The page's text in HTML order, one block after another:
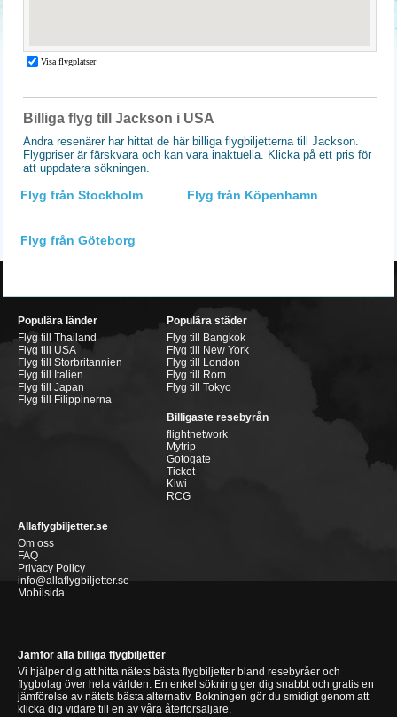
Billiga flyg till Jackson i USA
Andra resenärer har hittat de här billiga flygbiljetterna till Jackson.
Flygpriser är färskvara och kan vara inaktuella. Klicka på ett pris för
att uppdatera sökningen.
Flyg från Stockholm Flyg från Köpenhamn
Flyg från Göteborg
Populära länder
Flyg till Thailand
Flyg till USA
Flyg till Storbritannien
Flyg till Italien
Flyg till Japan
Flyg till Filippinerna
Populära städer
Flyg till Bangkok
Flyg till New York
Flyg till London
Flyg till Rom
Flyg till Tokyo
Billigaste resebyrån
flightnetwork
Mytrip
Gotogate
Ticket
Kiwi
RCG
Allaflygbiljetter.se
Om oss
FAQ
Privacy Policy
info@allaflygbiljetter.se
Mobilsida
Jämför alla billiga flygbiljetter
Vi hjälper dig att hitta nätets bästa flygbiljetter bland resebyråer och
flygbolag över hela världen. En enkel sökning ger dig snabbt och gratis en
jämförelse av nätets bästa alternativ. Bokningen gör du smidigt genom att
klicka dig vidare till en av våra återförsäljare.